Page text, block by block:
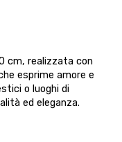
cm, realizzata con
esprime amore e
o luoghi di
ed eleganza.